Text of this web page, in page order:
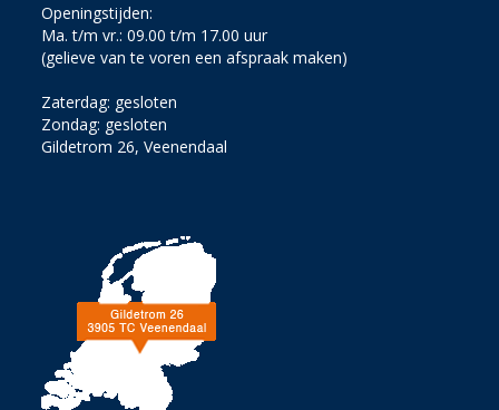
Openingstijden:
Ma. t/m vr.: 09.00 t/m 17.00 uur
(gelieve van te voren een afspraak maken)
Zaterdag: gesloten
Zondag: gesloten
Gildetrom 26, Veenendaal